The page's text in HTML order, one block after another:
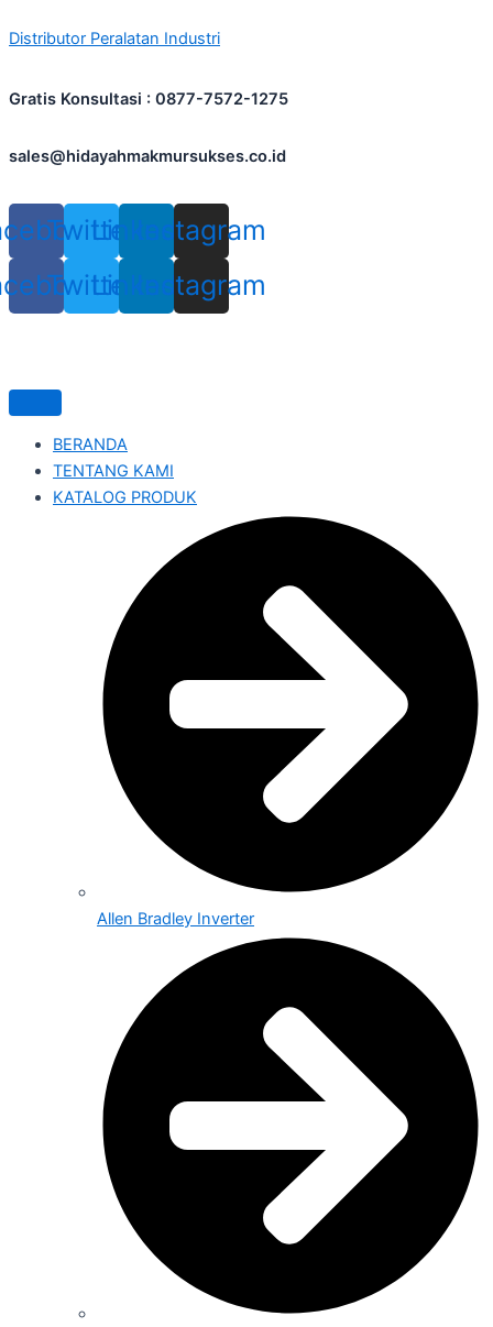
to
Distributor Peralatan Industri
Gratis Konsultasi : 0877-7572-1275
sales@hidayahmakmursukses.co.id
TwitterLinkedin
Instagram
TwitterLinkedin
Instagram
BERANDA
TENTANG KAMI
KATALOG PRODUK
Allen Bradley Inverter